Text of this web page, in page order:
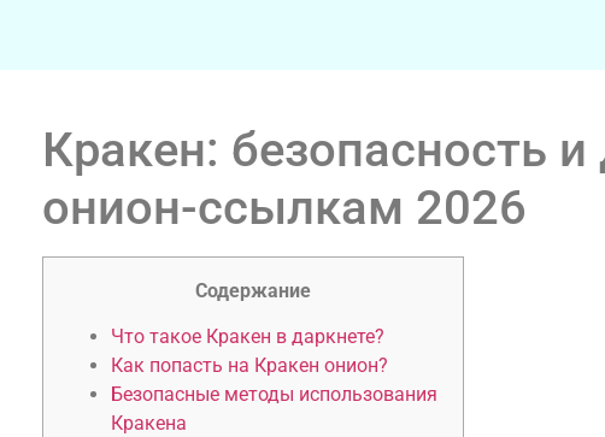
Кракен: безопасность и
онион-ссылкам 2026
Содержание
Что такое Кракен в даркнете?
Как попасть на Кракен онион?
Безопасные методы использования
Кракена